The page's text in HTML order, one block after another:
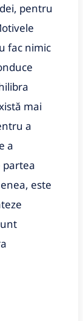
pentru
fac nimic
mai
a
a
partea
este